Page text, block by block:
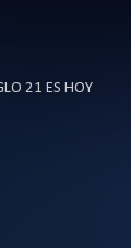
21 ES HOY